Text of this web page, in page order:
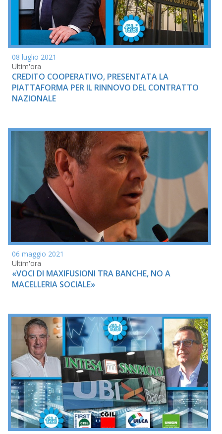
08 luglio 2021
Ultim'ora
CREDITO COOPERATIVO, PRESENTATA LA
PIATTAFORMA PER IL RINNOVO DEL CONTRATTO
NAZIONALE
06 maggio 2021
Ultim'ora
«VOCI DI MAXIFUSIONI TRA BANCHE, NO A
MACELLERIA SOCIALE»